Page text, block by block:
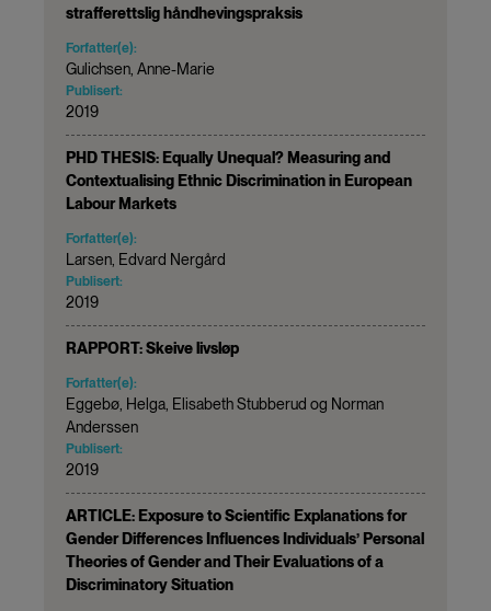
strafferettslig håndhevingspraksis
Forfatter(e):
Gulichsen, Anne-Marie
Publisert:
2019
PHD THESIS: Equally Unequal? Measuring and
Contextualising Ethnic Discrimination in European
Labour Markets
Forfatter(e):
Larsen, Edvard Nergård
Publisert:
2019
RAPPORT: Skeive livsløp
Forfatter(e):
Eggebø, Helga, Elisabeth Stubberud og Norman
Anderssen
Publisert:
2019
ARTICLE: Exposure to Scientific Explanations for
Gender Differences Influences Individuals’ Personal
Theories of Gender and Their Evaluations of a
Discriminatory Situation